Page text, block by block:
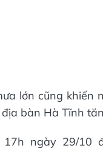
lớn cũng khiến
bàn Hà Tĩnh
17h ngày 29/10